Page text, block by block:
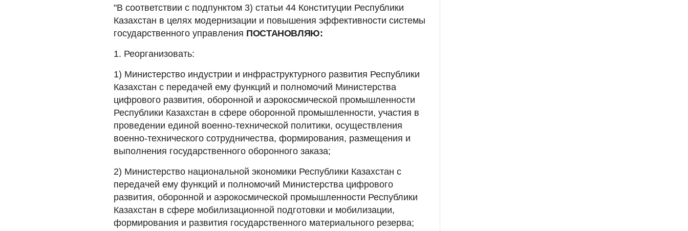
"В соответствии с подпунктом 3) статьи 44 Конституции Республики
Казахстан в целях модернизации и повышения эффективности системы
государственного управления ПОСТАНОВЛЯЮ:
1. Реорганизовать:
1) Министерство индустрии и инфраструктурного развития Республики
Казахстан с передачей ему функций и полномочий Министерства
цифрового развития, оборонной и аэрокосмической промышленности
Республики Казахстан в сфере оборонной промышленности, участия в
проведении единой военно-технической политики, осуществления
военно-технического сотрудничества, формирования, размещения и
выполнения государственного оборонного заказа;
2) Министерство национальной экономики Республики Казахстан с
передачей ему функций и полномочий Министерства цифрового
развития, оборонной и аэрокосмической промышленности Республики
Казахстан в сфере мобилизационной подготовки и мобилизации,
формирования и развития государственного материального резерва;